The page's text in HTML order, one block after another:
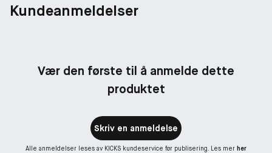
Kundeanmeldelser
Vær den første til å anmelde dette
produktet
Skriv en anmeldelse
Alle anmeldelser leses av KICKS kundeservice før publisering. Les mer her